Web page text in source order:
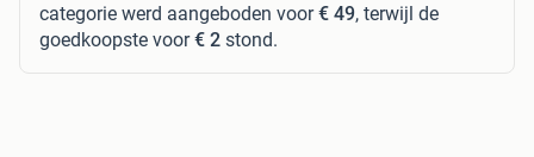
categorie werd aangeboden voor€ 49, terwijl de
goedkoopste voor€ 2 stond.